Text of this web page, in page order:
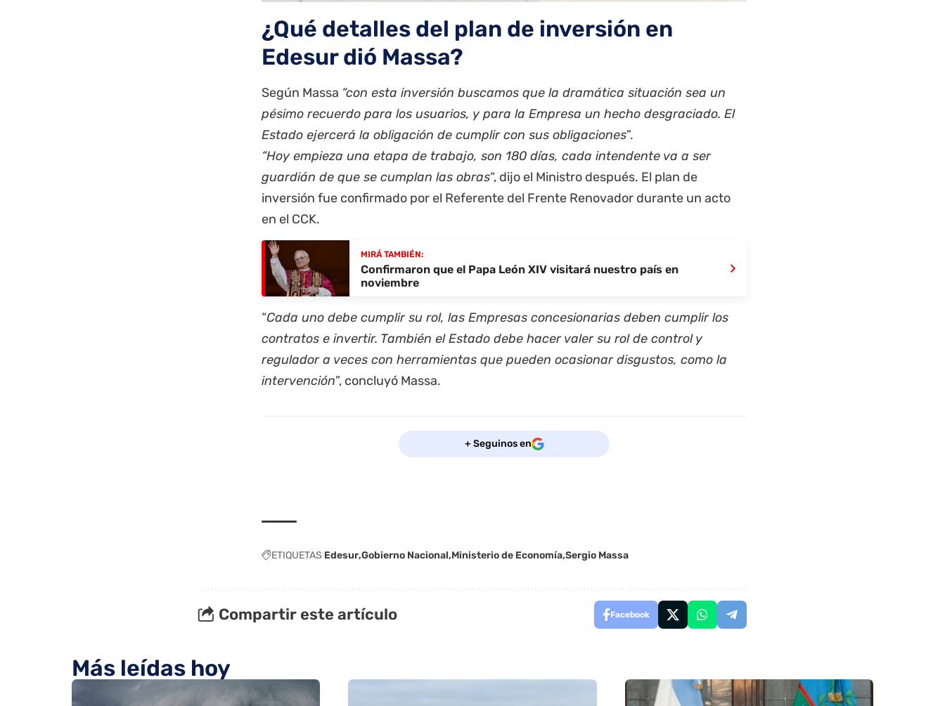
¿Qué detalles del plan de inversión en
Edesur dió Massa?
Según Massa “con esta inversión buscamos que la dramática situación sea un
pésimo recuerdo para los usuarios, y para la Empresa un hecho desgraciado. El
Estado ejercerá la obligación de cumplir con sus obligaciones”.
“Hoy empieza una etapa de trabajo, son 180 días, cada intendente va a ser
guardián de que se cumplan las obras“, dijo el Ministro después. El plan de
inversión fue confirmado por el Referente del Frente Renovador durante un acto
en el CCK.
MIRÁ TAMBIÉN:
Confirmaron que el Papa León XIV visitará nuestro país en
noviembre
›
“Cada uno debe cumplir su rol, las Empresas concesionarias deben cumplir los
contratos e invertir. También el Estado debe hacer valer su rol de control y
regulador a veces con herramientas que pueden ocasionar disgustos, como la
intervención”, concluyó Massa.
+ Seguinos en
ETIQUETAS Edesur Gobierno Nacional Ministerio de Economía Sergio Massa
Compartir este artículo Facebook
Más leídas hoy